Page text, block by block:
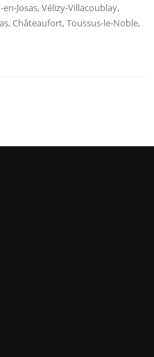
Josas, Vélizy-Villacoublay,
Châteaufort, Toussus-le-Noble,